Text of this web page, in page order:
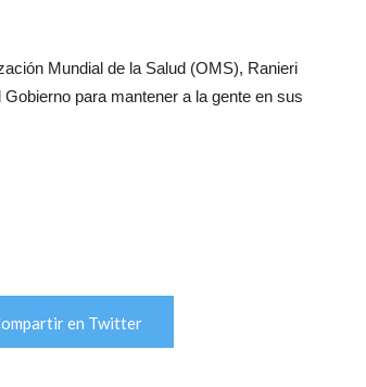
Mundial de la Salud (OMS), Ranieri
para mantener a la gente en sus
en Twitter